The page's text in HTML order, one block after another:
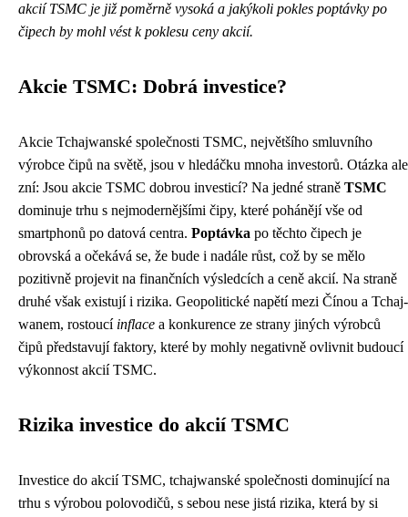
akcií TSMC je již poměrně vysoká a jakýkoli pokles poptávky po
čipech by mohl vést k poklesu ceny akcií.
Akcie TSMC: Dobrá investice?
Akcie Tchajwanské společnosti TSMC, největšího smluvního
výrobce čipů na světě, jsou v hledáčku mnoha investorů. Otázka ale
zní: Jsou akcie TSMC dobrou investicí? Na jedné straně TSMC
dominuje trhu s nejmodernějšími čipy, které pohánějí vše od
smartphonů po datová centra. Poptávka po těchto čipech je
obrovská a očekává se, že bude i nadále růst, což by se mělo
pozitivně projevit na finančních výsledcích a ceně akcií. Na straně
druhé však existují i rizika. Geopolitické napětí mezi Čínou a Tchaj-
wanem, rostoucí inflace a konkurence ze strany jiných výrobců
čipů představují faktory, které by mohly negativně ovlivnit budoucí
výkonnost akcií TSMC.
Rizika investice do akcií TSMC
Investice do akcií TSMC, tchajwanské společnosti dominující na
trhu s výrobou polovodičů, s sebou nese jistá rizika, která by si